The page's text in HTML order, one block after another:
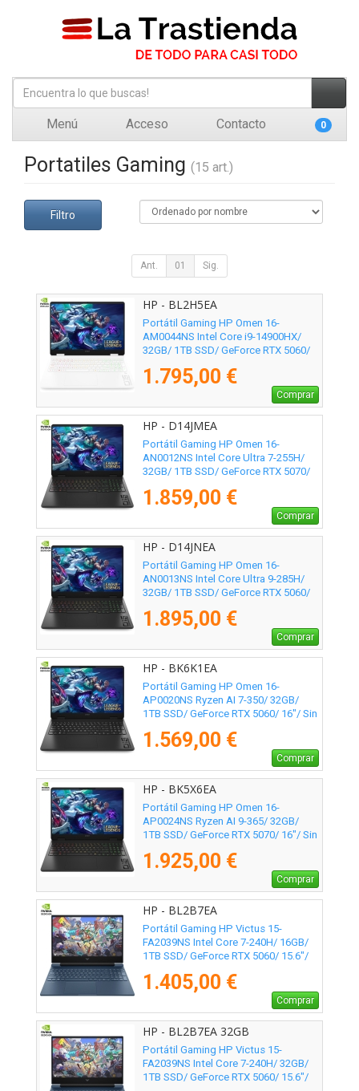
Menú Acceso Contacto 0
Portatiles Gaming (15 art.)
Filtro
Ant. 01 Sig.
HP - BL2H5EA
Portátil Gaming HP Omen 16-
AM0044NS Intel Core i9-14900HX/
32GB/ 1TB SSD/ GeForce RTX 5060/
1.795,00 €
Comprar
HP - D14JMEA
Portátil Gaming HP Omen 16-
AN0012NS Intel Core Ultra 7-255H/
32GB/ 1TB SSD/ GeForce RTX 5070/
1.859,00 €
Comprar
HP - D14JNEA
Portátil Gaming HP Omen 16-
AN0013NS Intel Core Ultra 9-285H/
32GB/ 1TB SSD/ GeForce RTX 5060/
1.895,00 €
Comprar
HP - BK6K1EA
Portátil Gaming HP Omen 16-
AP0020NS Ryzen AI 7-350/ 32GB/
1TB SSD/ GeForce RTX 5060/ 16"/ Sin
1.569,00 €
Comprar
HP - BK5X6EA
Portátil Gaming HP Omen 16-
AP0024NS Ryzen AI 9-365/ 32GB/
1TB SSD/ GeForce RTX 5070/ 16"/ Sin
1.925,00 €
Comprar
HP - BL2B7EA
Portátil Gaming HP Victus 15-
FA2039NS Intel Core 7-240H/ 16GB/
1TB SSD/ GeForce RTX 5060/ 15.6"/
1.405,00 €
Comprar
HP - BL2B7EA 32GB
Portátil Gaming HP Victus 15-
FA2039NS Intel Core 7-240H/ 32GB/
1TB SSD/ GeForce RTX 5060/ 15.6"/